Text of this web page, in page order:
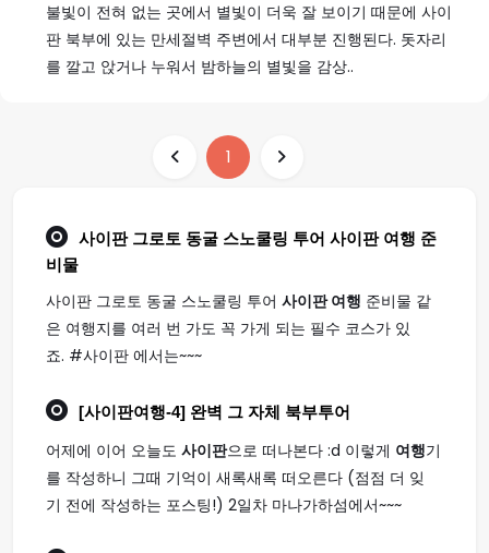
불빛이 전혀 없는 곳에서 별빛이 더욱 잘 보이기 때문에 사이
판 북부에 있는 만세절벽 주변에서 대부분 진행된다. 돗자리
를 깔고 앉거나 누워서 밤하늘의 별빛을 감상..
1
사이판 그로토 동굴 스노쿨링 투어 사이판 여행 준
비물
사이판 그로토 동굴 스노쿨링 투어 사이판 여행 준비물 같
은 여행지를 여러 번 가도 꼭 가게 되는 필수 코스가 있
죠. #사이판 에서는~~~
[사이판여행-4] 완벽 그 자체 북부투어
어제에 이어 오늘도 사이판으로 떠나본다 :d 이렇게 여행기
를 작성하니 그때 기억이 새록새록 떠오른다 (점점 더 잊
기 전에 작성하는 포스팅!) 2일차 마나가하섬에서~~~